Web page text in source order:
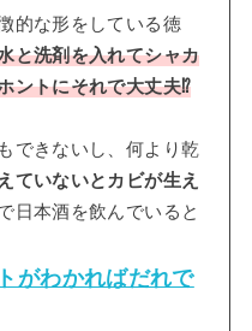
的な形をしている徳
と洗剤を入れてシャカ
ントにそれで大丈夫⁉
できないし、何より乾
ていないとカビが生え
日本酒を飲んでいると
がわかればだれで